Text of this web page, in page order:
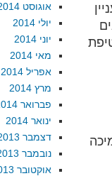
אוגוסט 2014
יולי 2014
יוני 2014
מאי 2014
אפריל 2014
מרץ 2014
פברואר 2014
ינואר 2014
דצמבר 2013
נובמבר 2013
אוקטובר 2013